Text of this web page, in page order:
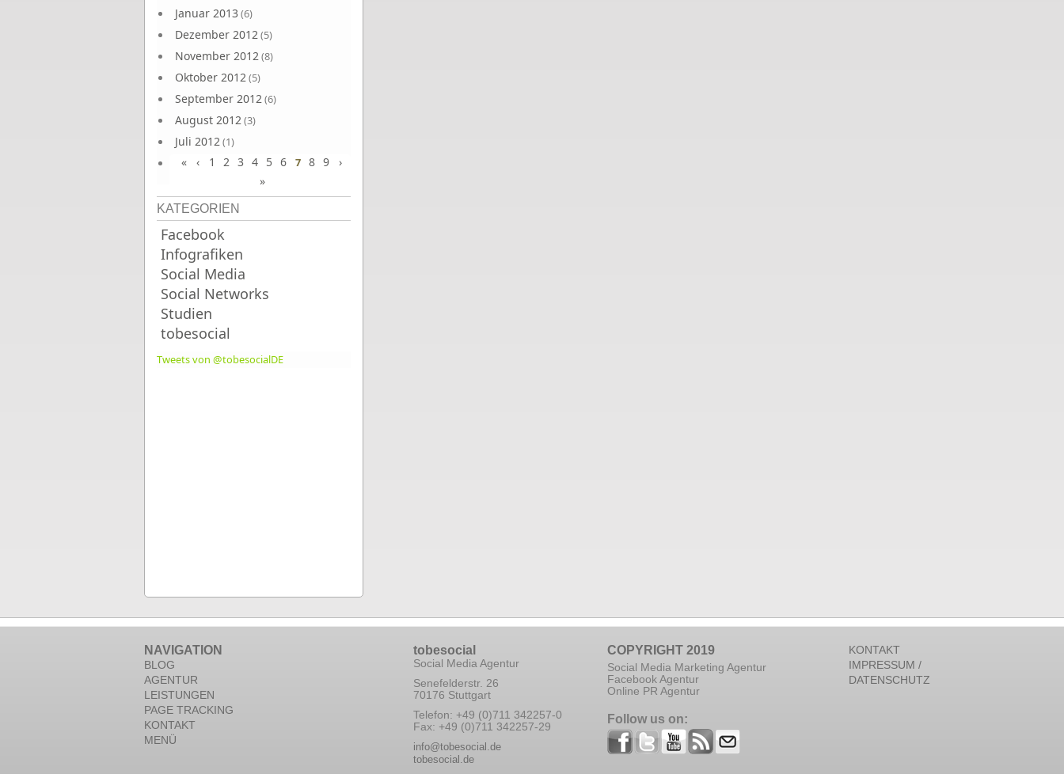
Januar 2013 (6)
Dezember 2012(5)
November 2012(8)
Oktober 2012(5)
September 2012(6)
August 2012(3)
Juli 2012(1)
Juni 2012(4)
« ‹ 1 2 3 4 5 6 7 8 9
›
»
KATEGORIEN
Facebook
Infografiken
Social Media
Social Networks
Studien
tobesocial
Tweets von @tobesocialDE
NAVIGATION
BLOG
AGENTUR
LEISTUNGEN
PAGE TRACKING
KONTAKT
MENÜ
tobesocial
Social Media Agentur
Senefelderstr. 26
70176 Stuttgart
Telefon: +49 (0)711 342257-0
Fax: +49 (0)711 342257-29
info@tobesocial.de
tobesocial.de
COPYRIGHT 2019
Social Media Marketing Agentur
Facebook Agentur
Online PR Agentur
Follow us on:
KONTAKT
IMPRESSUM /
DATENSCHUTZ